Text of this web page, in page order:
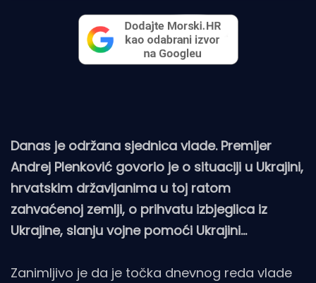
Danas je održana sjednica vlade. Premijer
Andrej Plenković govorio je o situaciji u Ukrajini,
hrvatskim državljanima u toj ratom
zahvaćenoj zemlji, o prihvatu izbjeglica iz
Ukrajine, slanju vojne pomoći Ukrajini…
Zanimljivo je da je točka dnevnog reda vlade